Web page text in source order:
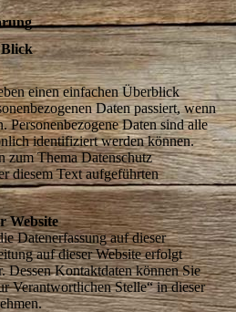
Blick
einen einfachen Überblick
Daten passiert, wenn
Personenbezogene Daten sind alle
identifiziert werden können.
zum Thema Datenschutz
diesem Text aufgeführten
Website
Datenerfassung auf dieser
auf dieser Website erfolgt
Dessen Kontaktdaten können Sie
Verantwortlichen Stelle“ in dieser